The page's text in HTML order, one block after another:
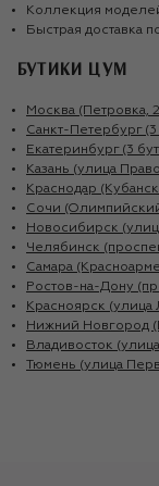
Коллекция
Быстрая доставка
БУТИКИ ЦУМ
Москва (Петровка,
Санкт-Петербург (3
Екатеринбург (3
Казань (улица
Краснодар
Сочи
Новосибирск
Челябинск
Самара
Ростов-на-Дону
Красноярск (улица
Нижний Новгород
Владивосток
Тюмень (улица